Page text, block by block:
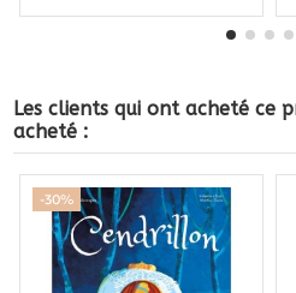
Les clients qui ont acheté ce
acheté :
-30%